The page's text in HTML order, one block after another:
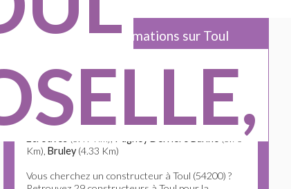
Quelques informations sur Toul
postal est 54200. Située dans le département de la
Meurthe Et Moselle (54), Toul s'étend sur 21.57
km
2avec une densité de 14 habitants par km2. Les
villes les plus proches sont
(1.56 Km),
Chaudeney Sur Moselle(3.14 Km),
Km),Bruley (4.33 Km)
Vous cherchez un constructeur à Toul (54200) ?